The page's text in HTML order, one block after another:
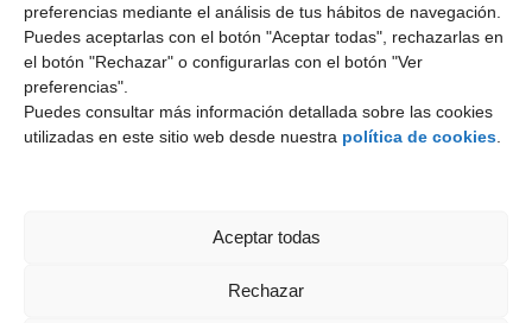
preferencias mediante el análisis de tus hábitos de navegación.
Puedes aceptarlas con el botón "Aceptar todas", rechazarlas en
el botón "Rechazar" o configurarlas con el botón "Ver
preferencias".
Puedes consultar más información detallada sobre las cookies
utilizadas en este sitio web desde nuestra política de cookies
Aceptar todas
Rechazar
Profesionales involucrados
El proceso de home staging involucra a varios
expertos, cada uno con un rol específico:
Diseñadores de interiores:
maximicen el atractivo de la propiedad.